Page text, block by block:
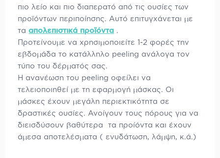
πιο λείο και πιο διαπερατό από τις ουσίες των
προϊόντων περιποίησης. Αυτό επιτυγχάνεται με
τααπολεπιστικά προϊόντα .
Προτείνουμε να χρησιμοποιείτε 1-2 φορές την
εβδομάδα το κατάλληλο peeling ανάλογα τον
τύπο του δέρματός σας.
Η ανανέωση του peeling οφείλει να
τελειοποιηθεί με τη εφαρμογή μάσκας. Οι
μάσκες έχουν μεγάλη περιεκτικότητα σε
δραστικές ουσίες. Ανοίγουν τους πόρους για να
διεισδύσουν βαθύτερα τα προίόντα και έχουν
άμεσα αποτελέσματα ( ενυδάτωση, λάμψη, κ.ά.)